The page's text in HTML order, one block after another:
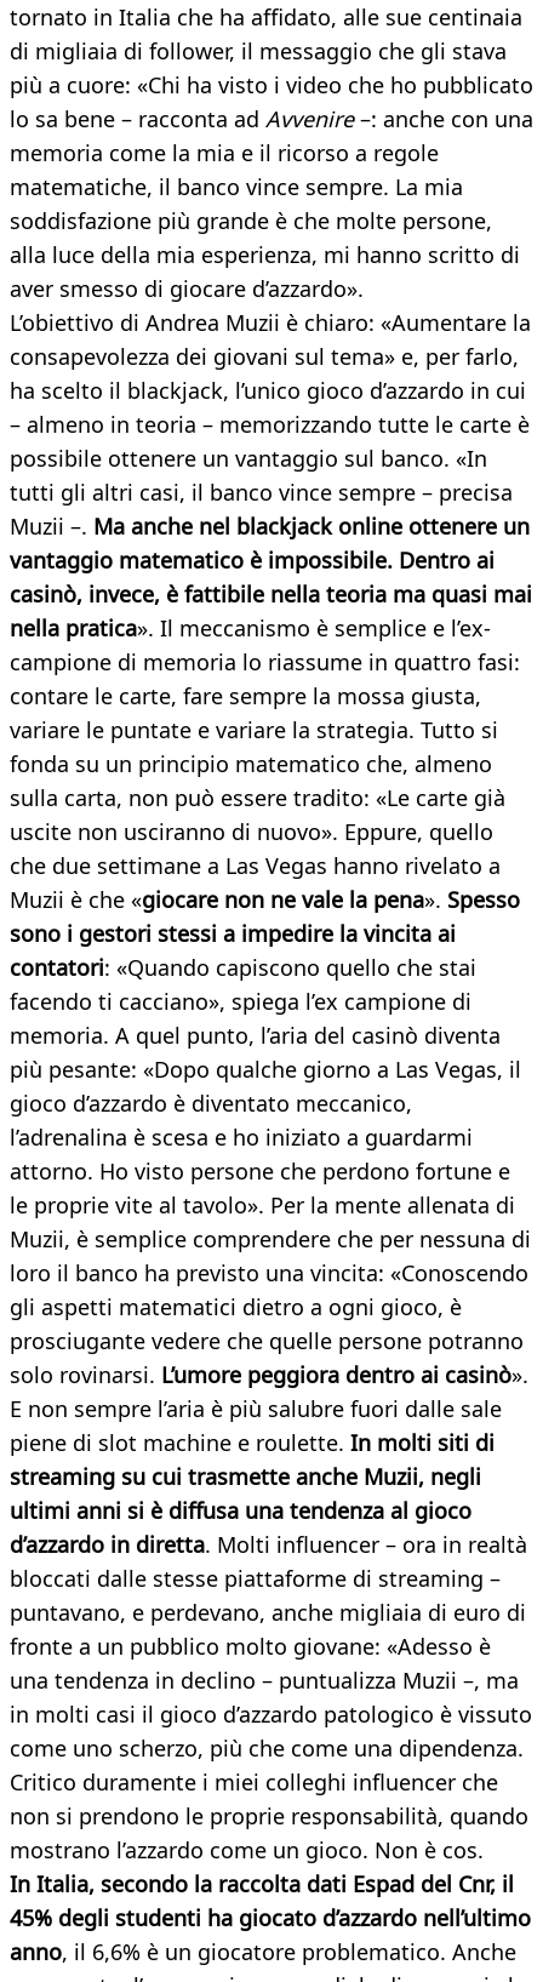
tornato in Italia che ha affidato, alle sue centinaia
di migliaia di follower, il messaggio che gli stava
più a cuore: «Chi ha visto i video che ho pubblicato
lo sa bene – racconta ad Avvenire–: anche con una
memoria come la mia e il ricorso a regole
matematiche, il banco vince sempre. La mia
soddisfazione più grande è che molte persone,
alla luce della mia esperienza, mi hanno scritto di
aver smesso di giocare d’azzardo».
L’obiettivo di Andrea Muzii è chiaro: «Aumentare la
consapevolezza dei giovani sul tema» e, per farlo,
ha scelto il blackjack, l’unico gioco d’azzardo in cui
– almeno in teoria – memorizzando tutte le carte è
possibile ottenere un vantaggio sul banco. «In
tutti gli altri casi, il banco vince sempre – precisa
Muzii –. Ma anche nel blackjack online ottenere un
vantaggio matematico è impossibile. Dentro ai
casinò, invece, è fattibile nella teoria ma quasi mai
nella pratica». Il meccanismo è semplice e l’ex-
campione di memoria lo riassume in quattro fasi:
contare le carte, fare sempre la mossa giusta,
variare le puntate e variare la strategia. Tutto si
fonda su un principio matematico che, almeno
sulla carta, non può essere tradito: «Le carte già
uscite non usciranno di nuovo». Eppure, quello
che due settimane a Las Vegas hanno rivelato a
Muzii è che «giocare non ne vale la pena». Spesso
sono i gestori stessi a impedire la vincita ai
contatori: «Quando capiscono quello che stai
facendo ti cacciano», spiega l’ex campione di
memoria. A quel punto, l’aria del casinò diventa
più pesante: «Dopo qualche giorno a Las Vegas, il
gioco d’azzardo è diventato meccanico,
l’adrenalina è scesa e ho iniziato a guardarmi
attorno. Ho visto persone che perdono fortune e
le proprie vite al tavolo». Per la mente allenata di
Muzii, è semplice comprendere che per nessuna di
loro il banco ha previsto una vincita: «Conoscendo
gli aspetti matematici dietro a ogni gioco, è
prosciugante vedere che quelle persone potranno
solo rovinarsi. L’umore peggiora dentro ai casinò».
E non sempre l’aria è più salubre fuori dalle sale
piene di slot machine e roulette. In molti siti di
streaming su cui trasmette anche Muzii, negli
ultimi anni si è diffusa una tendenza al gioco
d’azzardo in diretta. Molti influencer – ora in realtà
bloccati dalle stesse piattaforme di streaming –
puntavano, e perdevano, anche migliaia di euro di
fronte a un pubblico molto giovane: «Adesso è
una tendenza in declino – puntualizza Muzii –, ma
in molti casi il gioco d’azzardo patologico è vissuto
come uno scherzo, più che come una dipendenza.
Critico duramente i miei colleghi influencer che
non si prendono le proprie responsabilità, quando
mostrano l’azzardo come un gioco. Non è cos.
In Italia, secondo la raccolta dati Espad del Cnr, il
45% degli studenti ha giocato d’azzardo nell’ultimo
anno, il 6,6% è un giocatore problematico. Anche